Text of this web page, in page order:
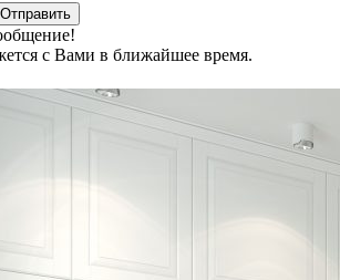
с Вами в ближайшее время.